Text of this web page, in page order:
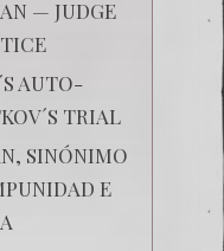
— JUDGE
AUTO-
TRIAL
SINÓNIMO
E